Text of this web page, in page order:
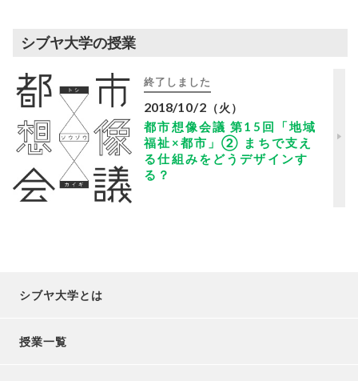
シブヤ大学の授業
終了しました
2018/10/2 （火）
都市想像会議 第15回「地域
福祉×都市」② まちで支え
る仕組みをどうデザインす
る？
シブヤ大学とは
授業一覧